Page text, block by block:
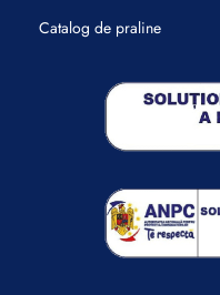
Catalog de praline